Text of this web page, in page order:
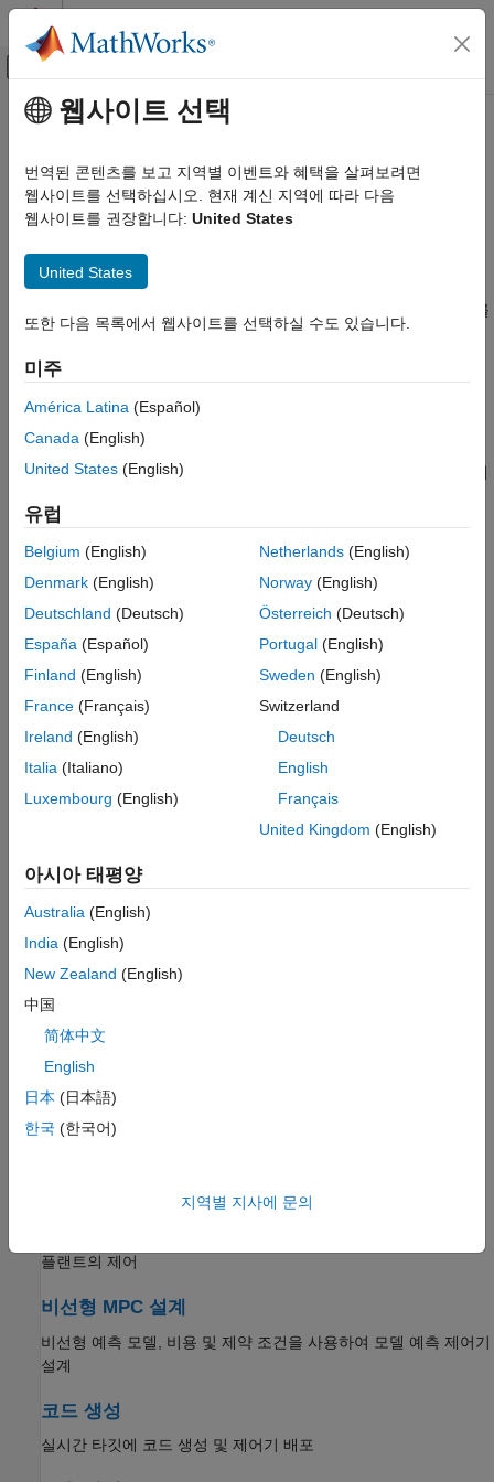
콘텐츠로 바로 가기
오프캔버스 탐색 메뉴 토글
문서 홈
카테고리
C2000 Microcontroller Blockset
Control System Toolbox
Fuzzy Logic Toolbox
Model Predictive Control Toolbox
시작하기
데이터 기반 MPC 설계
명시적 MPC 설계
적응형 MPC 설계
이득 스케줄링이 적용된 MPC 설계
비선형 MPC 설계
코드 생성
응용 사례
Predictive Maintenance Toolbox
Raspberry Pi Blockset
Reinforcement Learning Toolbox
Robust Control Toolbox
Simulink Control Design
STM32 Microcontroller Blockset
주요 콘텐츠
Model Predictive Control Toolbox
모델 예측 제어기 설계 및 시뮬레이션
릴리스 정보
PDF 문서 PDF 문서
Model Predictive Control Toolbox™는 모델 예측 제어(MPC)를
블록, 참조 예제를
제공합니다. 선형 문제의 경우, 이 툴박스는 묵시적 MPC, 명시적
지원합니다. 비선형 문제의 경우, 단일 단계 및 다중 단계 비선형
MPC를 구현할 수 있습니다. 이 툴박스는 배포 가능한 최적화
폐루프 시뮬레이션을 실행하여 MATLAB
및 Simulink에서 제어기
및 ISO 26262 준수 블록과 예제를 사용하여 차선 유지 보조, 경로
시작할 수 있습니다.
이 툴박스는 C 및 CUDA
코드와 IEC 61131-3 Structured Text
Model Predictive Control Toolbox 시작하기
Model Predictive Control Toolbox의 기본 사항 배우기
선형 플랜트 지정
선형 플랜트 모델, 입력 및 출력 신호 유형, 스케일링 인자 지정
전통적인(묵시적) 모델 예측 제어기를 설계하는 기본 워크플로
데이터 기반 MPC 설계
실험 데이터로부터 직접 모델 예측 제어기 생성
명시적 MPC 설계
런타임 최적화 대신 미리 계산된 해를 사용하는 빠른 모델 예측
적응형 MPC 설계
런타임 시의 내부 플랜트 모델 업데이트를 통한 비선형 플랜트의
이득 스케줄링이 적용된 MPC 설계
플랜트의 제어
비선형 MPC 설계
비선형 예측 모델, 비용 및 제약 조건을 사용하여 모델 예측 제어기
설계
코드 생성
실시간 타깃에 코드 생성 및 제어기 배포
웹사이트 선택
번역된 콘텐츠를 보고 지역별 이벤트와 혜택을 살펴보려면
웹사이트를 선택하십시오. 현재 계신 지역에 따라 다음
웹사이트를 권장합니다: United States
United States
또한 다음 목록에서 웹사이트를 선택하실 수도 있습니다.
미주
América Latina (Español)
Canada (English)
United States (English)
유럽
Belgium (English)
Denmark (English)
Deutschland (Deutsch)
España (Español)
Finland (English)
France (Français)
Ireland (English)
Italia (Italiano)
Luxembourg (English)
Netherlands(English)
Norway(English)
Österreich (Deutsch)
Portugal(English)
Sweden (English)
Switzerland
Deutsch
English
Français
United Kingdom (English)
아시아 태평양
Australia (English)
India (English)
New Zealand (English)
中国
简体中文
English
日本 (日本語)
한국 (한국어)
지역별 지사에 문의